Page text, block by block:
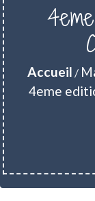
Accueil /
4eme